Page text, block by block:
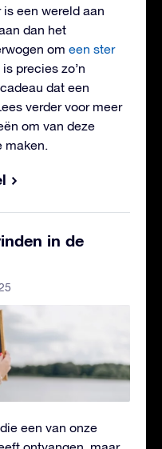
een wereld aan
dan het
om een ster
is precies zo’n
dat een
verder voor meer
om van deze
maken.
in de
een van onze